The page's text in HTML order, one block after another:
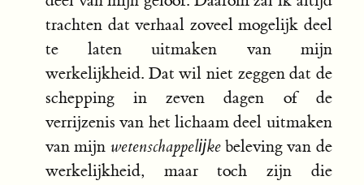
trachten dat verhaal zoveel mogelijk deel
te laten uitmaken van mijn
werkelijkheid. Dat wil niet zeggen dat de
schepping in zeven dagen of de
verrijzenis van het lichaam deel uitmaken
van mijn wetenschappelĳkebeleving van de
werkelijkheid, maar toch zijn die